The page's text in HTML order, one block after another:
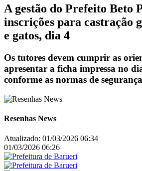
A gestão do Prefeito
inscrições para castração
e gatos, dia 4
Os tutores devem cumprir as
apresentar a ficha impressa no
conforme as normas de
Resenhas News
Atualizado: 01/03/2026 06:34
01/03/2026 06:26